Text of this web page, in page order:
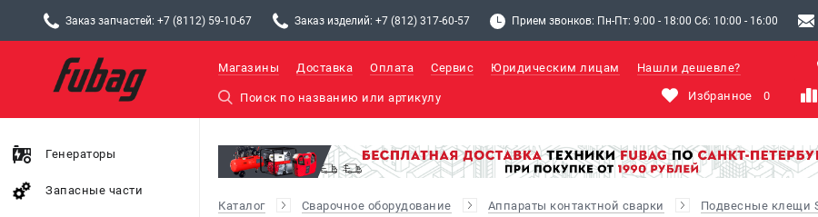
Заказ запчастей: +7 (8112) 59-10-67 Заказ изделий: +7 (812) 317-60-57 Прием звонков: Пн-Пт: 9:00 - 18:00 Сб: 10:00 - 16:00
Магазины Доставка Оплата Сервис Юридическим лицам Нашли дешевле?
Избранное 0
Генераторы
Запасные части
Каталог Сварочное оборудование Аппараты контактной сварки Подвесные клещи